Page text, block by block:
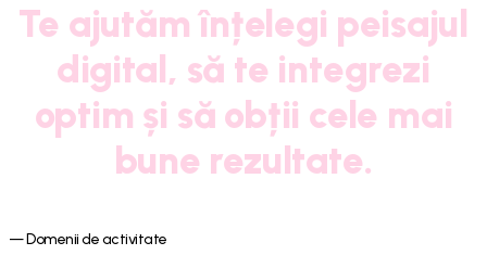
Te ajutăm înțelegi peisajul
digital, să te integrezi
optim și să obții cele mai
bune rezultate.
— Domenii de activitate